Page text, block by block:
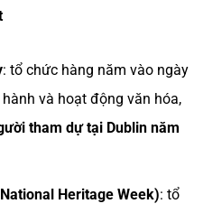
: tổ chức hàng năm vào ngày
và hoạt động văn hóa,
tham dự tại Dublin năm
Heritage Week): tổ